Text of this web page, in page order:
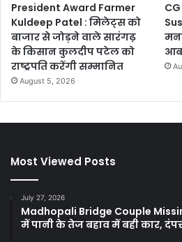
President Award Farmer
Kuldeep Patel : मिलेट्स को
बाजार से जोड़ने वाले सारंगढ़
के किसान कुलदीप पटेल को
राष्ट्रपति करेंगी सम्मानित
August 5, 2026
Most Viewed Posts
July 27, 2026
Madhopali Bridge Couple
में पानी के तेज बहाव में बही कार,